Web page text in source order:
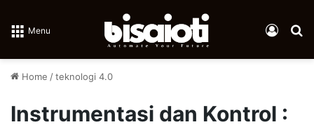
Menu Log In
Home /teknologi 4.0
Instrumentasi dan Kontrol :